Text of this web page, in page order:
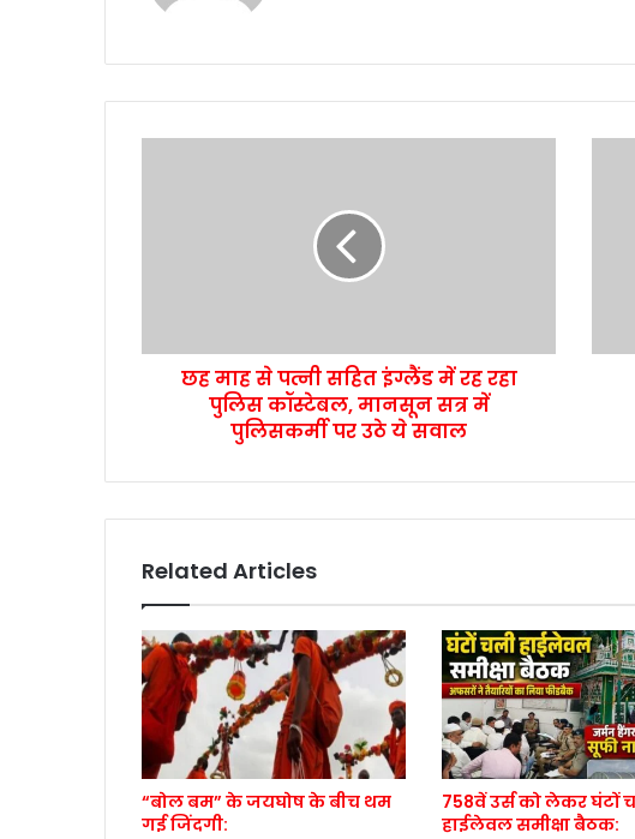
छह माह से पत्नी सहित इंग्लैंड में रह रहा
पुलिस कॉस्टेबल, मानसून सत्र में
पुलिसकर्मी पर उठे ये सवाल
Related Articles
“बोल बम” के जयघोष के बीच थम
गई जिंदगी:
758वें उर्स को लेकर घंटों
हाईलेवल समीक्षा बैठक: